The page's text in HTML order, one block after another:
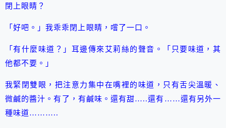
閉上眼睛？
「好吧。」我乖乖閉上眼睛，嚐了一口。
「有什麼味道？」耳邊傳來艾莉絲的聲音。「只要味道，其
他都不要。」
我緊閉雙眼，把注意力集中在嘴裡的味道，只有舌尖溫暖、
微鹹的醬汁。有了，有鹹味。還有甜…..還有……還有另外一
種味道………..